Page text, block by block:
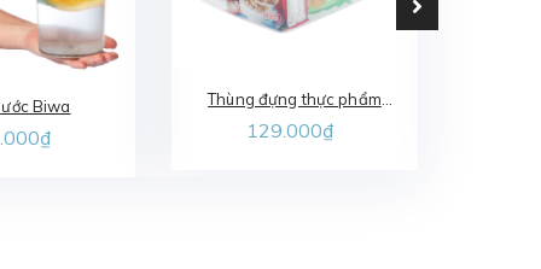
Biwa
Thùng đựng thực phẩm
Hokkaido
129.000₫